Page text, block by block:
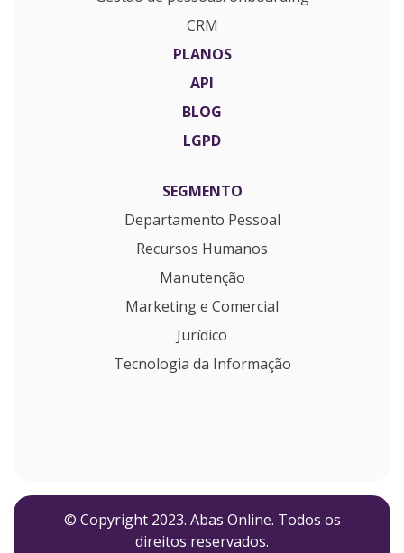
CRM
PLANOS
API
BLOG
LGPD
SEGMENTO
Departamento Pessoal
Recursos Humanos
Manutenção
Marketing e Comercial
Jurídico
Tecnologia da Informação
© Copyright 2023. Abas Online. Todos os
direitos reservados.